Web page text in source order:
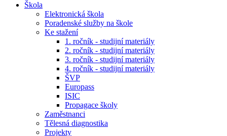
Škola
Elektronická škola
Poradenské služby na škole
Ke stažení
1. ročník - studijní materiály
2. ročník - studijní materiály
3. ročník - studijní materiály
4. ročník - studijní materiály
ŠVP
Europass
ISIC
Propagace školy
Zaměstnanci
Tělesná diagnostika
Projekty